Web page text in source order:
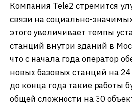
Компания Tele2 стремится
связи на социально-
этого увеличивает темпы
станций внутри зданий в
что с начала года оператор
новых базовых станций на
до конца года такие работы
общей сложности на 30